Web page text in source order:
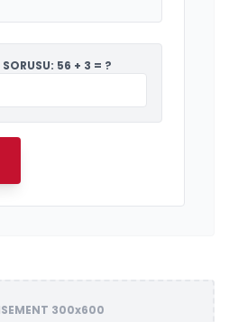
SORUSU: 56 + 3 = ?
300x600